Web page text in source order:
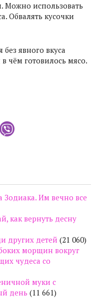
Можно использовать
Обвалять кусочки
явного вкуса
чём готовилось мясо.
Им вечно все
как вернуть десну
других детей (21 060)
морщин вокруг
чудеса со
муки с
день (11 661)